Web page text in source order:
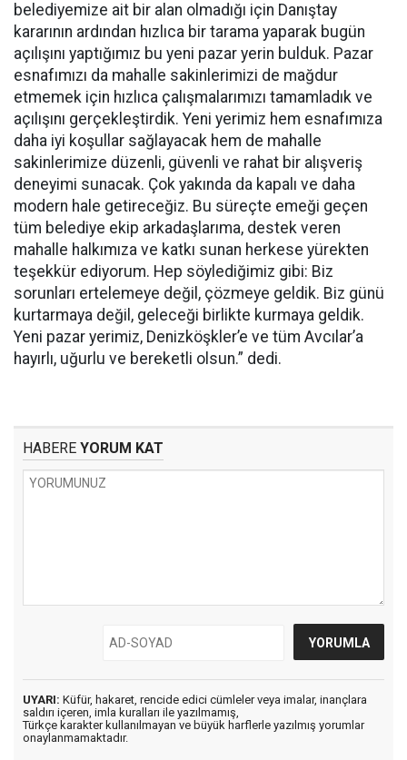
belediyemize ait bir alan olmadığı için Danıştay
kararının ardından hızlıca bir tarama yaparak bugün
açılışını yaptığımız bu yeni pazar yerin bulduk. Pazar
esnafımızı da mahalle sakinlerimizi de mağdur
etmemek için hızlıca çalışmalarımızı tamamladık ve
açılışını gerçekleştirdik. Yeni yerimiz hem esnafımıza
daha iyi koşullar sağlayacak hem de mahalle
sakinlerimize düzenli, güvenli ve rahat bir alışveriş
deneyimi sunacak. Çok yakında da kapalı ve daha
modern hale getireceğiz. Bu süreçte emeği geçen
tüm belediye ekip arkadaşlarıma, destek veren
mahalle halkımıza ve katkı sunan herkese yürekten
teşekkür ediyorum. Hep söylediğimiz gibi: Biz
sorunları ertelemeye değil, çözmeye geldik. Biz günü
kurtarmaya değil, geleceği birlikte kurmaya geldik.
Yeni pazar yerimiz, Denizköşkler’e ve tüm Avcılar’a
hayırlı, uğurlu ve bereketli olsun.” dedi.
HABERE YORUM KAT
UYARI: Küfür, hakaret, rencide edici cümleler veya imalar, inançlara
saldırı içeren, imla kuralları ile yazılmamış,
Türkçe karakter kullanılmayan ve büyük harflerle yazılmış yorumlar
onaylanmamaktadır.